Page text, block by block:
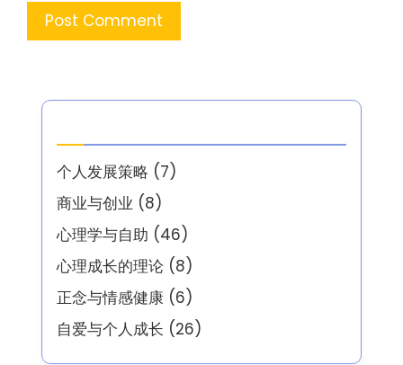
个人发展策略 (7)
商业与创业 (8)
心理学与自助 (46)
心理成长的理论 (8)
正念与情感健康 (6)
自爱与个人成长 (26)